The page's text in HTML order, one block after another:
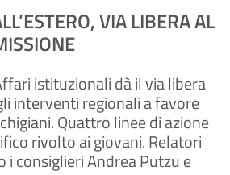
VIA LIBERA AL
istituzionali dà il via libera
interventi regionali a favore
Quattro linee di azione
rivolto ai giovani. Relatori
consiglieri Andrea Putzu e